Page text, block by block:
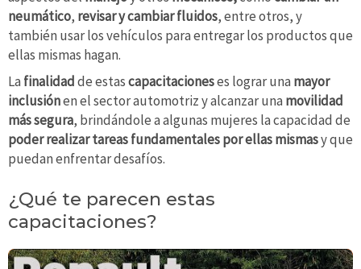
neumático, revisar y cambiar fluidos, entre otros, y
también usar los vehículos para entregar los productos que
ellas mismas hagan.
La finalidadde estascapacitacioneses lograr una mayor
inclusiónen el sector automotriz y alcanzar una movilidad
más segura, brindándole a algunas mujeres la capacidad de
poder realizar tareas fundamentales por ellas mismasy que
puedan enfrentar desafíos.
¿Qué te parecen estas
capacitaciones?